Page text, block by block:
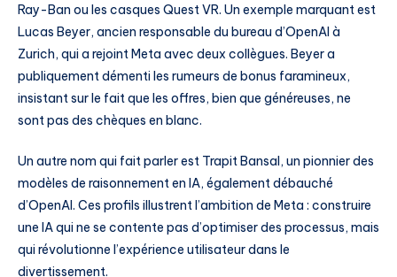
Ray-Ban ou les casques Quest VR. Un exemple marquant est
Lucas Beyer, ancien responsable du bureau d’OpenAI à
Zurich, qui a rejoint Meta avec deux collègues. Beyer a
publiquement démenti les rumeurs de bonus faramineux,
insistant sur le fait que les offres, bien que généreuses, ne
sont pas des chèques en blanc.
Un autre nom qui fait parler est Trapit Bansal, un pionnier des
modèles de raisonnement en IA, également débauché
d’OpenAI. Ces profils illustrent l’ambition de Meta : construire
une IA qui ne se contente pas d’optimiser des processus, mais
qui révolutionne l’expérience utilisateur dans le
divertissement.